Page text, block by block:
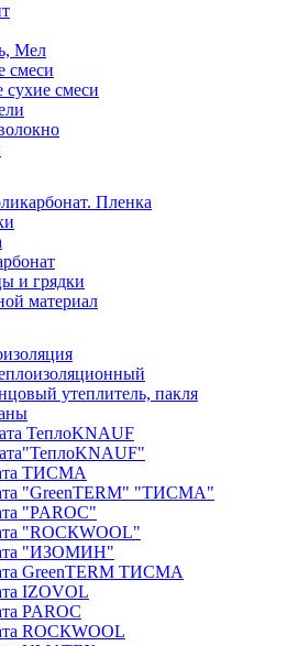
Мел
смеси
сухие смеси
Пленка
и грядки
материал
утеплитель, пакля
ТеплоKNAUF
ТИСМА
"GreenTERM" "ТИСМА"
"PAROC"
"ROCКWOOL"
"ИЗОМИН"
GreenTERM ТИСМА
IZOVOL
PAROC
ROCКWOOL